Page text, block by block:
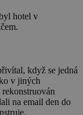
hotel v
když se jedná
v jiných
na email den do